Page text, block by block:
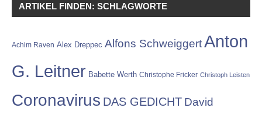
ARTIKEL FINDEN: SCHLAGWORTE
Achim Raven Alex Dreppec Alfons SchweiggertAnton
G. Leitner Babette Werth Christophe Fricker Christoph Leisten
Coronavirus DAS GEDICHT David